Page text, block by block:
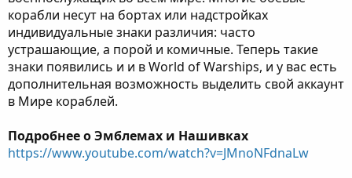
корабли несут на бортах или надстройках
индивидуальные знаки различия: часто
устрашающие, а порой и комичные. Теперь такие
знаки появились и и в World of Warships, и у вас есть
дополнительная возможность выделить свой аккаунт
в Мире кораблей.
Подробнее о Эмблемах и Нашивках
https://www.youtube.com/watch?v=JMnoNFdnaLw